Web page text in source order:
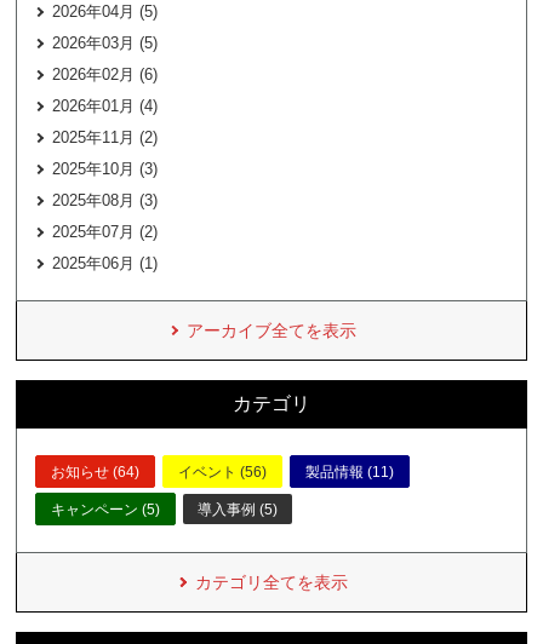
2026年04月 (5)
2026年03月 (5)
2026年02月 (6)
2026年01月 (4)
2025年11月 (2)
2025年10月 (3)
2025年08月 (3)
2025年07月 (2)
2025年06月 (1)
アーカイブ全てを表示
カテゴリ
お知らせ (64) イベント (56) 製品情報 (11)
キャンペーン (5) 導入事例 (5)
カテゴリ全てを表示